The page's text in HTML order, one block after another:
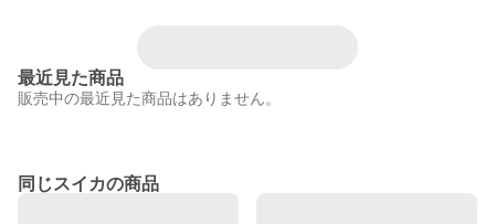
最近見た商品
販売中の最近見た商品はありません。
同じスイカの商品